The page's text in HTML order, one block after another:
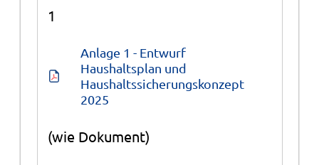
1
Anlage 1 - Entwurf
Haushaltsplan und
Haushaltssicherungskonzept
2025
(wie Dokument)